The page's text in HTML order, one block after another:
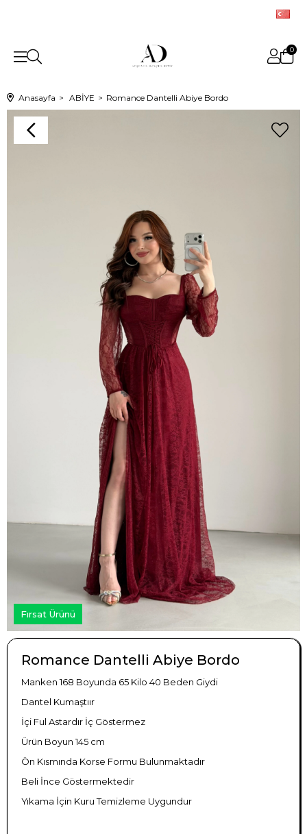
0
Anasayfa ABİYE Romance Dantelli Abiye Bordo
Fırsat Ürünü
Romance Dantelli Abiye Bordo
Manken 168 Boyunda 65 Kilo 40 Beden Giydi
Dantel Kumaştıır
İçi Ful Astardır İç Göstermez
Ürün Boyun 145 cm
Ön Kısmında Korse Formu Bulunmaktadır
Beli İnce Göstermektedir
Yıkama İçin Kuru Temizleme Uygundur